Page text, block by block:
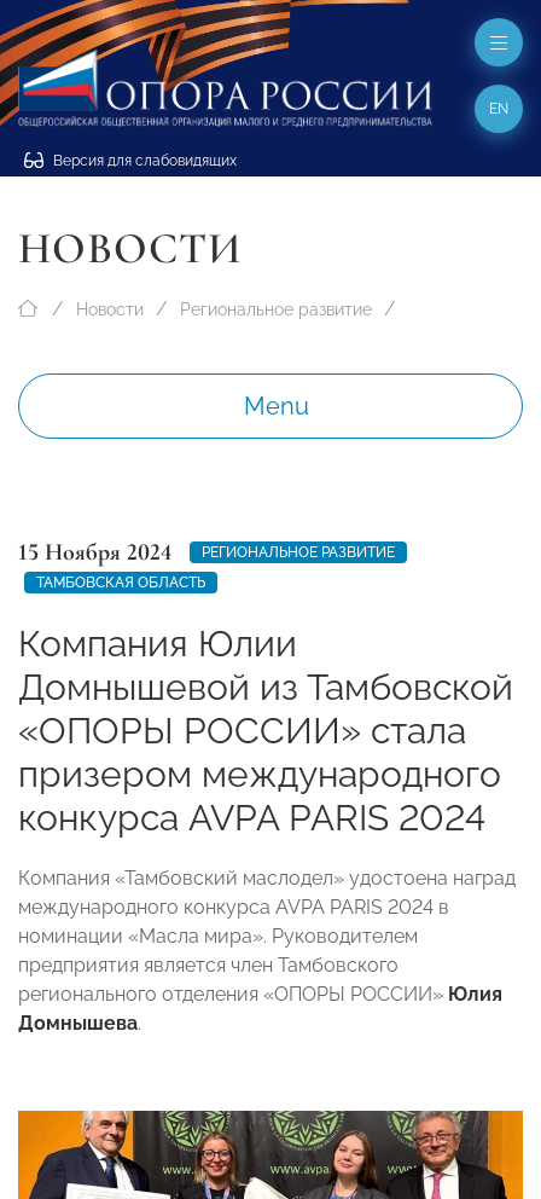
Версия для слабовидящих
EN
НОВОСТИ
Новости Региональное развитие
Menu
15 Ноября 2024
РЕГИОНАЛЬНОЕ РАЗВИТИЕ
ТАМБОВСКАЯ ОБЛАСТЬ
Компания Юлии
Домнышевой из Тамбовской
«ОПОРЫ РОССИИ» стала
призером международного
конкурса AVPA PARIS 2024
Компания «Тамбовский маслодел» удостоена наград
международного конкурса AVPA PARIS 2024 в
номинации «Масла мира». Руководителем
предприятия является член Тамбовского
регионального отделения «ОПОРЫ РОССИИ» Юлия
Домнышева.